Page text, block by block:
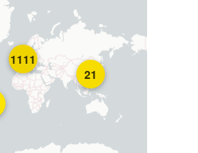
21
1111